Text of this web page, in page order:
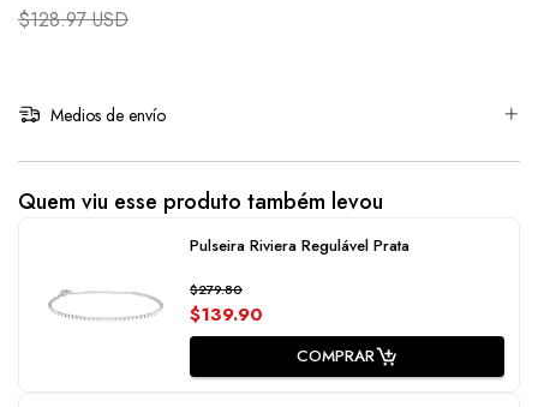
$128.97 USD
Medios de envío
Quem viu esse produto também levou
Pulseira Riviera Regulável Prata
$279.80
$139.90
COMPRAR